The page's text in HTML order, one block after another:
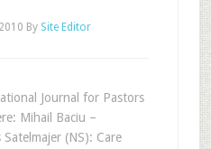
By Site Editor
Journal for Pastors
Mihail Baciu –
(NS): Care